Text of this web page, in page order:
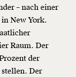
– nach einer
in New York.
Raum. Der
der
Der